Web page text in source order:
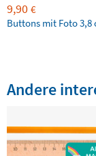
9,90 €
Buttons mit Foto 3,8
Andere